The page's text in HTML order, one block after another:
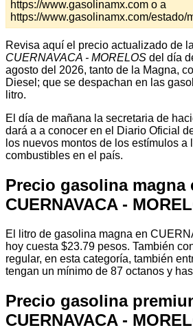
https://www.gasolinamx.com o a
https://www.gasolinamx.com/estado/
Revisa aquí el precio actualizado de
CUERNAVACA - MORELOS del día
agosto del 2026, tanto de la Magna,
Diesel; que se despachan en las
litro.
El día de mañana la secretaria de
dará a a conocer en el Diario Oficial
los nuevos montos de los estímulos a
combustibles en el país.
Precio gasolina magna
CUERNAVACA -
El litro de gasolina magna en
hoy cuesta $23.79 pesos. También
regular, en esta categoría, también
tengan un mínimo de 87 octanos y
Precio gasolina
CUERNAVACA -